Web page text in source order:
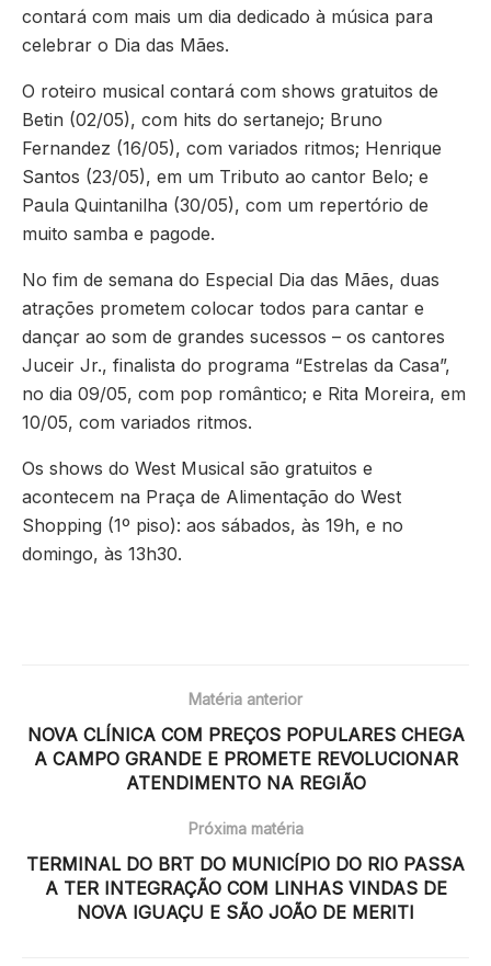
contará com mais um dia dedicado à música para
celebrar o Dia das Mães.
O roteiro musical contará com shows gratuitos de
Betin (02/05), com hits do sertanejo; Bruno
Fernandez (16/05), com variados ritmos; Henrique
Santos (23/05), em um Tributo ao cantor Belo; e
Paula Quintanilha (30/05), com um repertório de
muito samba e pagode.
No fim de semana do Especial Dia das Mães, duas
atrações prometem colocar todos para cantar e
dançar ao som de grandes sucessos – os cantores
Juceir Jr., finalista do programa “Estrelas da Casa”,
no dia 09/05, com pop romântico; e Rita Moreira, em
10/05, com variados ritmos.
Os shows do West Musical são gratuitos e
acontecem na Praça de Alimentação do West
Shopping (1º piso): aos sábados, às 19h, e no
domingo, às 13h30.
Matéria anterior
NOVA CLÍNICA COM PREÇOS POPULARES CHEGA
A CAMPO GRANDE E PROMETE REVOLUCIONAR
ATENDIMENTO NA REGIÃO
Próxima matéria
TERMINAL DO BRT DO MUNICÍPIO DO RIO PASSA
A TER INTEGRAÇÃO COM LINHAS VINDAS DE
NOVA IGUAÇU E SÃO JOÃO DE MERITI